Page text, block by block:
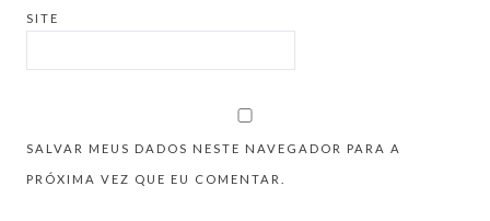
SITE
SALVAR MEUS DADOS NESTE NAVEGADOR PARA A
PRÓXIMA VEZ QUE EU COMENTAR.